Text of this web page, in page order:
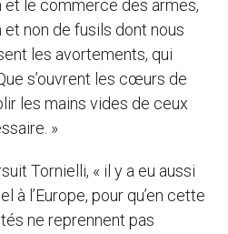
et le commerce des armes,
et non de fusils dont nous
les avortements, qui
s’ouvrent les cœurs de
les mains vides de ceux
»
Tornielli, « il y a eu aussi
à l’Europe, pour qu’en cette
ne reprennent pas